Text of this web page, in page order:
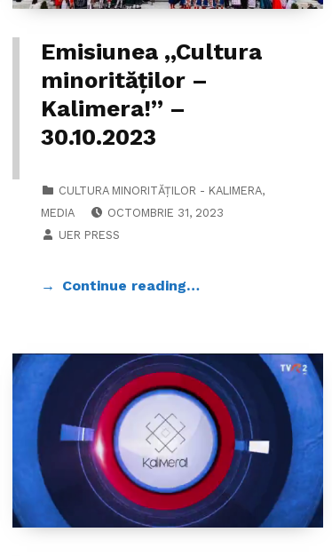
Emisiunea ,,Cultura
minorităților –
Kalimera!” –
30.10.2023
CULTURA MINORITĂȚILOR - KALIMERA,
MEDIA
OCTOMBRIE 31, 2023
UER PRESS
Continue reading…